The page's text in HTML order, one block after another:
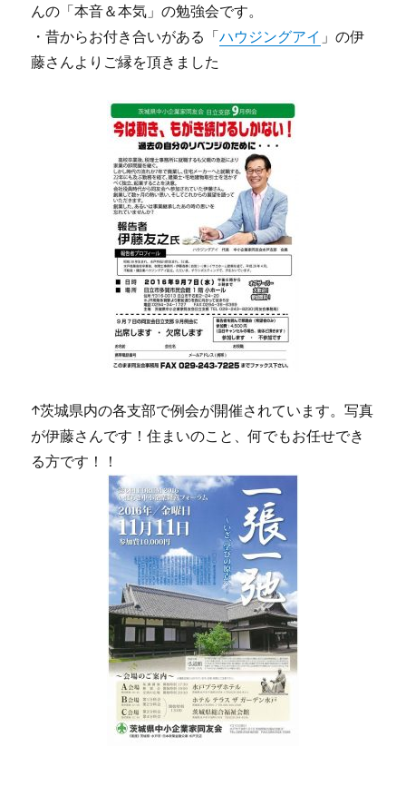
んの「本音＆本気」の勉強会です。
・昔からお付き合いがある「ハウジングアイ 」の伊
藤さんよりご縁を頂きました
↑茨城県内の各支部で例会が開催されています。写真
が伊藤さんです！住まいのこと、何でもお任せでき
る方です！！